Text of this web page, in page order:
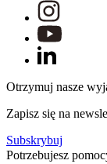
Otrzymuj nasze
Zapisz się na
Subskrybuj
Potrzebujesz